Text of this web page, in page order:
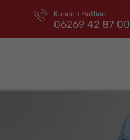
Kunden Hotline
06269 42 87 00